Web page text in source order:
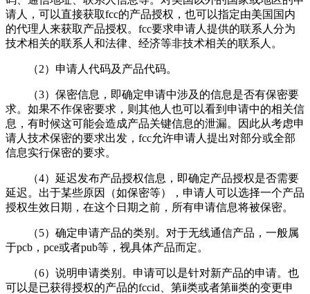
请人，可以直接获取fcc的产品授权，也可以指定由美国国内
的代理人来获取产品授权。fcc要求申请人提供的联系人分为
技术相关的联系人和法律、经济等非技术相关的联系人。
（2）申请人代码及产品代码。
（3）保密信息，即确定申请中涉及的信息是否有保密要
求。如果不作保密要求，则其他人也可以看到申请中的相关信
息，有时候这可能会造成产品关键信息的泄漏。因此从考虑申
请人技术保密的要求出发，fcc允许申请人提出对部分或全部
信息实行保密的要求。
（4）延迟发布产品授权信息，即确定产品授权是否需要
延迟。出于某些原因（如保密等），申请人可以选择一个产品
授权生效日期，在这个日期之前，所有申请信息将被保密。
（5）确定申请产品的类别。对于无线通信产品，一般属
于pcb，pce或者pub等，视具体产品而定。
（6）说明申请类别。申请可以是针对新产品的申请。也
可以是已获得授权的产品的fccid、第ⅱ类或者第ⅲ类的变更申